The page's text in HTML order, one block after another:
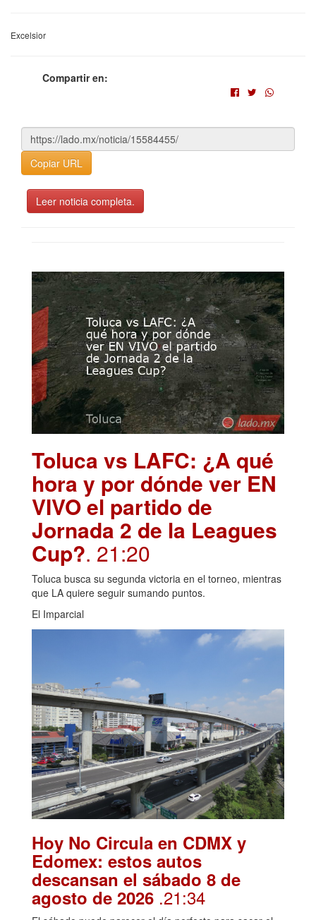
Excelsior
Compartir en:
Copiar URL
Leer noticia completa.
Toluca vs LAFC: ¿A qué
hora y por dónde ver EN
VIVO el partido de
Jornada 2 de la Leagues
Cup?. 21:20
Toluca busca su segunda victoria en el torneo, mientras
que LA quiere seguir sumando puntos.
El Imparcial
Hoy No Circula en CDMX y
Edomex: estos autos
descansan el sábado 8 de
agosto de 2026 .21:34